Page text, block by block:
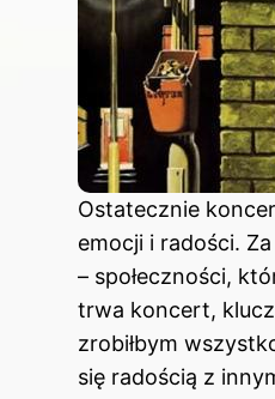
Ostatecznie
emocji i radości.
– społeczności,
trwa koncert,
zrobiłbym
się radością z